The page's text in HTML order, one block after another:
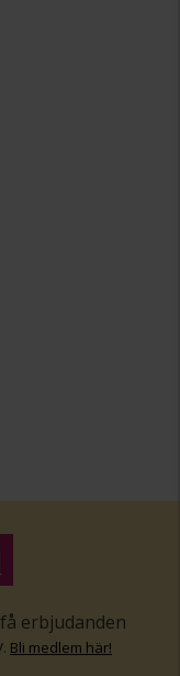
erbjudanden
. Bli medlem här!